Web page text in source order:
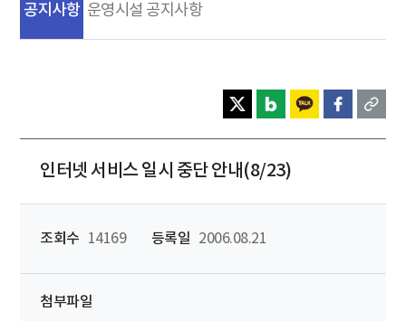
공지사항 운영시설 공지사항
인터넷 서비스 일시 중단 안내(8/23)
조회수 14169 등록일 2006.08.21
첨부파일